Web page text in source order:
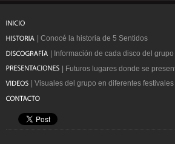
| Conocé la historia de 5 Sentidos
| Información de cada disco del grupo
| Futuros lugares donde se
| Visuales del grupo en diferentes festivales